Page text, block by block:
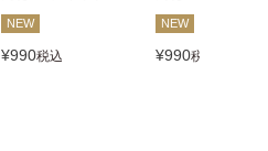
NEW
¥990税込
NEW
¥990税込